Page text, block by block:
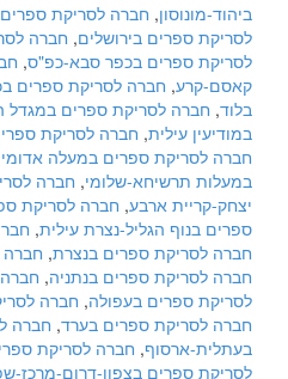
ביהוד-מונוסון, חברה לסריקת ספרים
לסריקת ספרים בירושלים, חברה
לסריקת ספרים בכפר סבא-כפ"ס,
קאסם-קרע, חברה לסריקת ספרים
בלוד, חברה לסריקת ספרים במגדל
במודיעין עילית, חברה לסריקת
חברה לסריקת ספרים במעלה
במעלות תרשיחא-שלומי, חברה
יצחק-קריית ארבע, חברה לסריקת
ספרים בנוף הגליל-נצרת עילית,
חברה לסריקת ספרים בנצרת, חברה
חברה לסריקת ספרים בנתניה,
לסריקת ספרים בעפולה, חברה
חברה לסריקת ספרים בערד, חברה
בעתלית-ארסוף, חברה לסריקת
לסריקת ספרים בצפון-דרום-מרכז-